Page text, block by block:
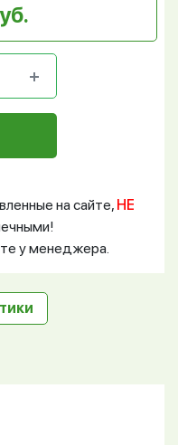
на сайте, НЕ
у менеджера.